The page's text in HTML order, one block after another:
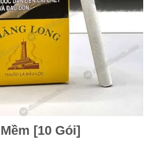
[10 Gói]